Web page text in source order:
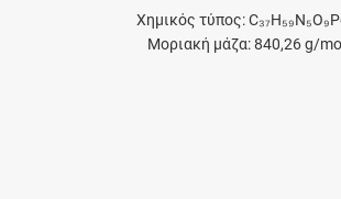
Χημικός τύπος:
Μοριακή μάζα: 840,26 g/mol